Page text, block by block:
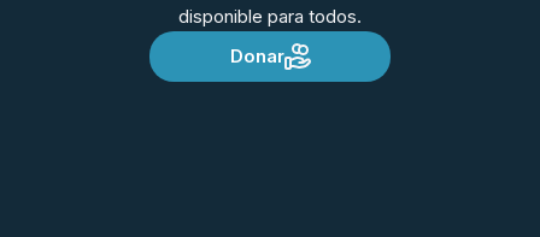
disponible para todos.
Donar